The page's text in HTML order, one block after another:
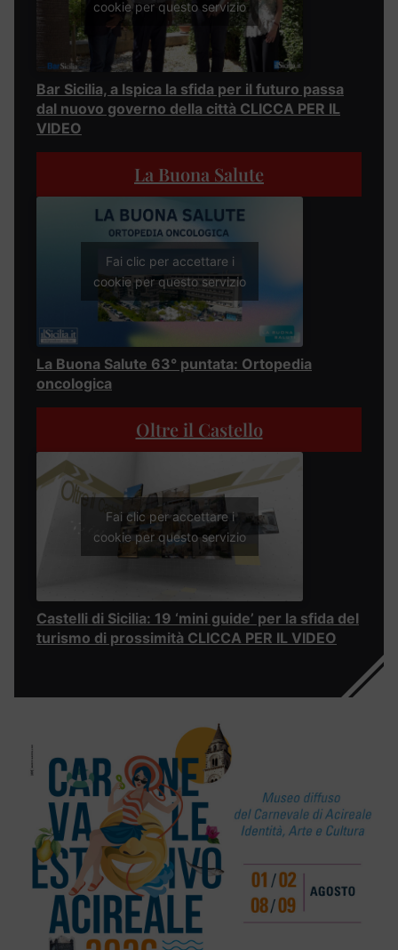
cookie per questo servizio
Bar Sicilia, a Ispica la sfida per il futuro passa
dal nuovo governo della città CLICCA PER IL
VIDEO
La Buona Salute
Fai clic per accettare i
cookie per questo servizio
La Buona Salute 63° puntata: Ortopedia
oncologica
Oltre il Castello
Fai clic per accettare i
cookie per questo servizio
Castelli di Sicilia: 19 ‘mini guide’ per la sfida del
turismo di prossimità CLICCA PER IL VIDEO